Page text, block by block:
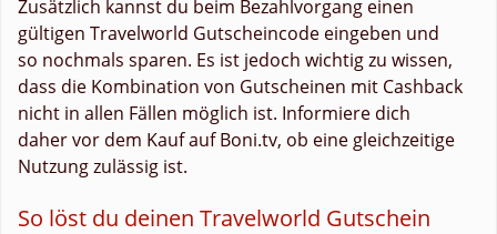
Zusätzlich kannst du beim Bezahlvorgang einen
gültigen Travelworld Gutscheincode eingeben und
so nochmals sparen. Es ist jedoch wichtig zu wissen,
dass die Kombination von Gutscheinen mit Cashback
nicht in allen Fällen möglich ist. Informiere dich
daher vor dem Kauf auf Boni.tv, ob eine gleichzeitige
Nutzung zulässig ist.
So löst du deinen Travelworld Gutschein